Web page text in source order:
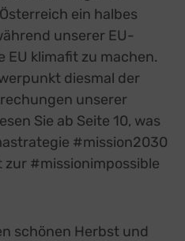
ein halbes
unserer EU-
klimafit zu machen.
diesmal der
unserer
Sie ab Seite 10, was
#mission2030
#missionimpossible
schönen Herbst und